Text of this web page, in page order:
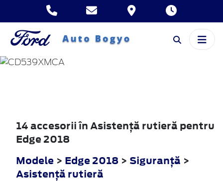
EDGE
14 accesorii în Asistenţă rutieră pentru
Edge 2018
Modele > Edge 2018 > Siguranţă >
Asistenţă rutieră